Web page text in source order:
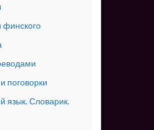
финского
поговорки
язык. Словарик.